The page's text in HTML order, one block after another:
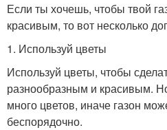
Если ты хочешь, чтобы твой
красивым, то вот несколько
1. Используй цветы
Используй цветы, чтобы
разнообразным и красивым.
много цветов, иначе газон
беспорядочно.